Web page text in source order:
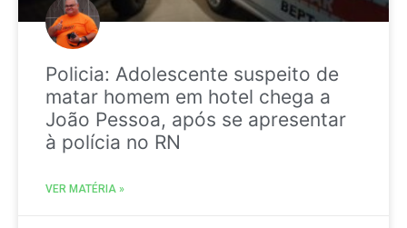
Policia: Adolescente suspeito de
matar homem em hotel chega a
João Pessoa, após se apresentar
à polícia no RN
VER MATÉRIA »